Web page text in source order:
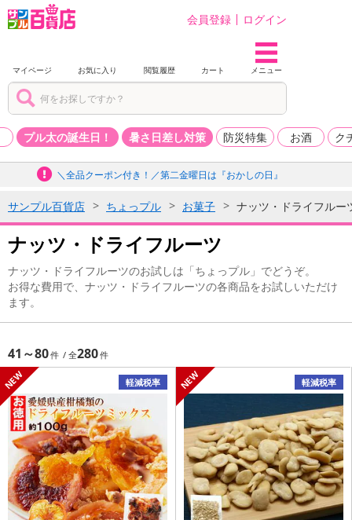
会員登録 ログイン
マイページ お気に入り 閲覧履歴 カート メニュー
プル太の誕生日！ 暑さ日差し対策 防災特集 お酒 ク
＼全品クーポン付き！／第二金曜日は『おかしの日』
サンプル百貨店 ちょっプル お菓子 ナッツ・ドライフルー
ナッツ・ドライフルーツ
ナッツ・ドライフルーツのお試しは「ちょっプル」でどうぞ。
お得な費用で、ナッツ・ドライフルーツの各商品をお試しいただけ
ます。
41～80 280
軽減税率 軽減税率